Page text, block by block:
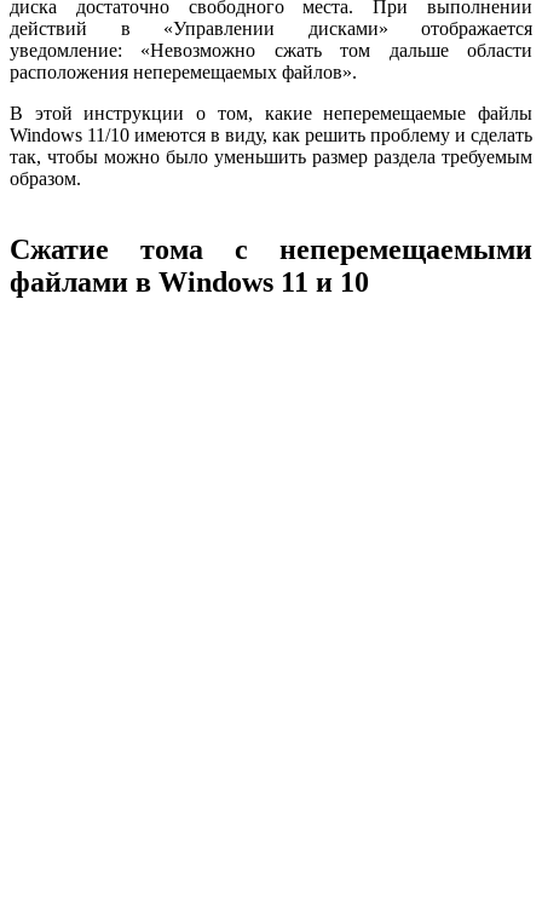
диска достаточно свободного места. При выполнении
действий в «Управлении дисками» отображается
уведомление: «Невозможно сжать том дальше области
расположения неперемещаемых файлов».
В этой инструкции о том, какие неперемещаемые файлы
Windows 11/10 имеются в виду, как решить проблему и сделать
так, чтобы можно было уменьшить размер раздела требуемым
образом.
Сжатие тома с неперемещаемыми
файлами в Windows 11 и 10